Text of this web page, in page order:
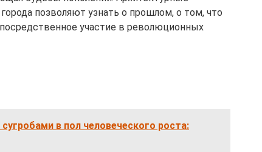
позволяют узнать о прошлом, о том, что
участие в революционных
в пол человеческого роста: